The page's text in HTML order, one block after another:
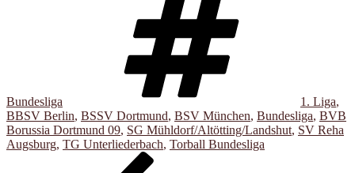
Bundesliga 1. Liga,
BBSV Berlin, BSSV Dortmund, BSV München, Bundesliga, BVB
Borussia Dortmund 09, SG Mühldorf/Altötting/Landshut, SV Reha
Augsburg, TG Unterliederbach, Torball Bundesliga
Beitragsnavigation